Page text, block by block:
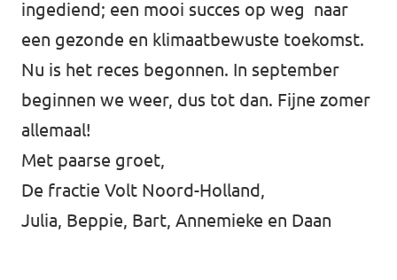
ingediend; een mooi succes op weg naar
een gezonde en klimaatbewuste toekomst.
Nu is het reces begonnen. In september
beginnen we weer, dus tot dan. Fijne zomer
allemaal!
Met paarse groet,
De fractie Volt Noord-Holland,
Julia, Beppie, Bart, Annemieke en Daan